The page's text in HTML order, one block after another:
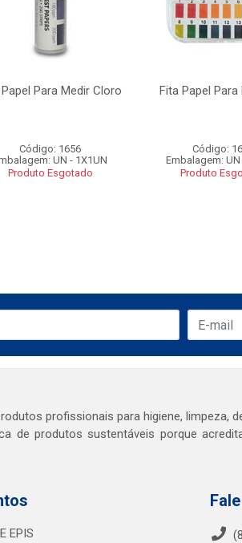
Para Medir Cloro
Código: 1656
UN - 1X1UN
Produto Esgotado
Fita Papel Para
Código:
Embalagem: UN
Produto
profissionais para higiene, limpeza,
de produtos sustentáveis porque
EPIS